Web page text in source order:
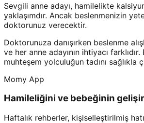
Sevgili anne adayı, hamilelikte
yaklaşımdır. Ancak beslenmenizin
doktorunuz verecektir.
Doktorunuza danışırken beslenme
ve her anne adayının ihtiyacı
muhteşem yolculuğun tadını sağlıkla
Momy App
Hamileliğini ve bebeğinin
Haftalık rehberler, kişiselleştirilmiş